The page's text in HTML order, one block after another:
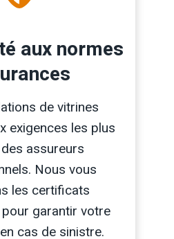
aux normes
de vitrines
exigences les plus
assureurs
Nous vous
les certificats
garantir votre
cas de sinistre.